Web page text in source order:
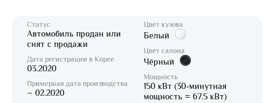
Статус
Автомобиль продан или
снят с продажи
Дата регистрации в Корее
03.2020
Примерная дата производства
~ 02.2020
Цвет кузова
Белый
Цвет салона
Чёрный
Мощность
150 кВт (30-минутная
мощность = 67.5 кВт)